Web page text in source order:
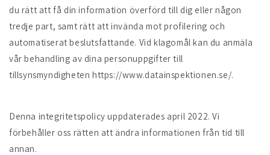
du rätt att få din information överförd till dig eller någon
tredje part, samt rätt att invända mot profilering och
automatiserat beslutsfattande. Vid klagomål kan du anmäla
vår behandling av dina personuppgifter till
tillsynsmyndigheten https://www.datainspektionen.se/.
Denna integritetspolicy uppdaterades april 2022. Vi
förbehåller oss rätten att ändra informationen från tid till
annan.